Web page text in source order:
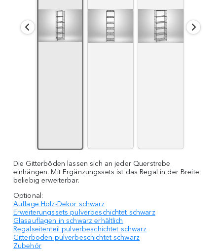
Die Gitterböden lassen sich an jeder Querstrebe
einhängen. Mit Ergänzungssets ist das Regal in der Breite
beliebig erweiterbar.
Optional:
Auflage Holz-Dekor schwarz
Erweiterungssets pulverbeschichtet schwarz
Glasauflagen in schwarz erhältlich
Regalseitenteil pulverbeschichtet schwarz
Gitterboden pulverbeschichtet schwarz
Zubehör